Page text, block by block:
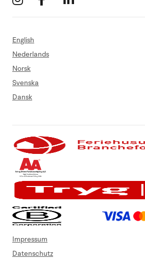
English
Nederlands
Norsk
Svenska
Dansk
Impressum
Datenschutz